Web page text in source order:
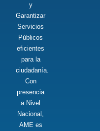
y
Garantizar
Servicios
Públicos
eficientes
para la
ciudadanía.
Con
presencia
a Nivel
Nacional,
AME es